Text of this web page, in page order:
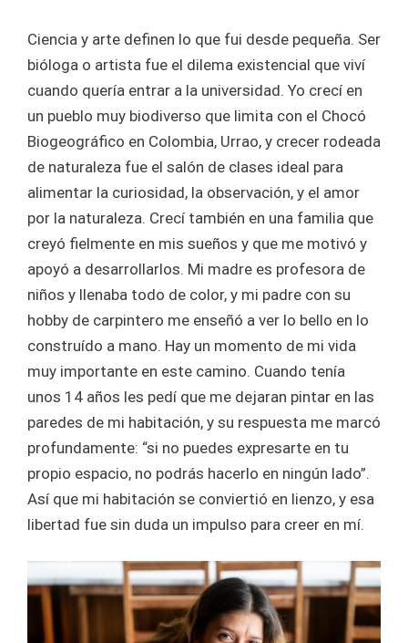
Ciencia y arte definen lo que fui desde pequeña. Ser
bióloga o artista fue el dilema existencial que viví
cuando quería entrar a la universidad. Yo crecí en
un pueblo muy biodiverso que limita con el Chocó
Biogeográfico en Colombia, Urrao, y crecer rodeada
de naturaleza fue el salón de clases ideal para
alimentar la curiosidad, la observación, y el amor
por la naturaleza. Crecí también en una familia que
creyó fielmente en mis sueños y que me motivó y
apoyó a desarrollarlos. Mi madre es profesora de
niños y llenaba todo de color, y mi padre con su
hobby de carpintero me enseñó a ver lo bello en lo
construído a mano. Hay un momento de mi vida
muy importante en este camino. Cuando tenía
unos 14 años les pedí que me dejaran pintar en las
paredes de mi habitación, y su respuesta me marcó
profundamente: “si no puedes expresarte en tu
propio espacio, no podrás hacerlo en ningún lado”.
Así que mi habitación se conviertió en lienzo, y esa
libertad fue sin duda un impulso para creer en mí.